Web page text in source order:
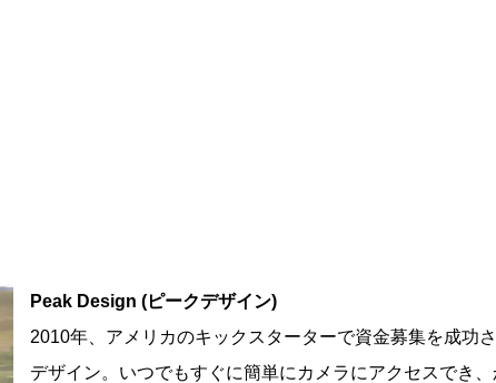
Peak Design (ピークデザイン)
2010年、アメリカのキックスターターで資金募集を成功
デザイン。いつでもすぐに簡単にカメラにアクセスでき